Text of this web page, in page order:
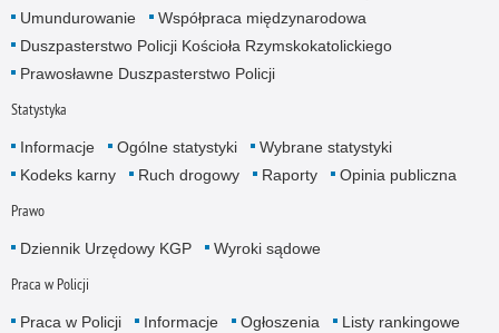
Umundurowanie
Współpraca międzynarodowa
Duszpasterstwo Policji Kościoła Rzymskokatolickiego
Prawosławne Duszpasterstwo Policji
Statystyka
Informacje Ogólne statystyki
Wybrane statystyki
Kodeks karny
Ruch drogowy Raporty Opinia publiczna
Prawo
Dziennik Urzędowy KGP Wyroki sądowe
Praca w Policji
Praca w Policji Informacje Ogłoszenia
Listy rankingowe